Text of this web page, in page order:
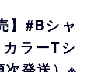
】#Bシャ
ラーTシ